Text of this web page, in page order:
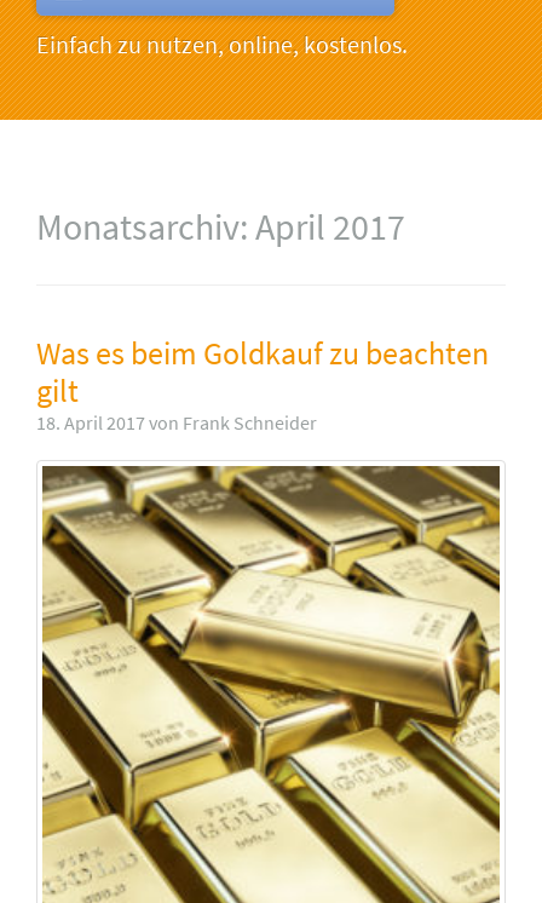
Einfach zu nutzen, online, kostenlos.
Monatsarchiv:April 2017
Was es beim Goldkauf zu beachten
gilt
18. April 2017 von Frank Schneider